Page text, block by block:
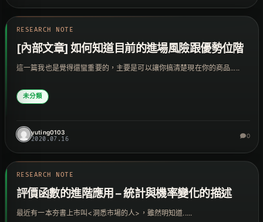
RESEARCH NOTE
[內部文章] 如何知道目前的進場風險跟優勢位階
這一篇我也是覺得還蠻重要的，主要是可以讓你搞清楚現在你的商品.....
未分類
yuting0103
2020.07.16
0
RESEARCH NOTE
評價函數的進階應用 – 統計與機率變化的描述
最近有一本夯書上市叫<洞悉市場的人>，雖然明知道.....